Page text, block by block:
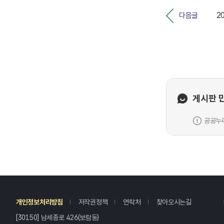
다음글
게시판
공공누
개인정보처리방침 저작권정책 연락처 찾아오시는길
[30150] 남세종로 426(보람동)